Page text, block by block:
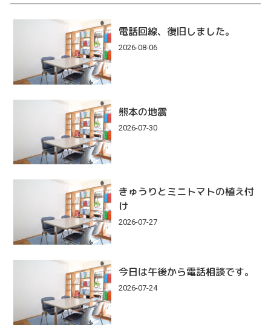
電話回線、復旧しました。
2026-08-06
熊本の地震
2026-07-30
きゅうりとミニトマトの植え付
け
2026-07-27
今日は午後から電話相談です。
2026-07-24